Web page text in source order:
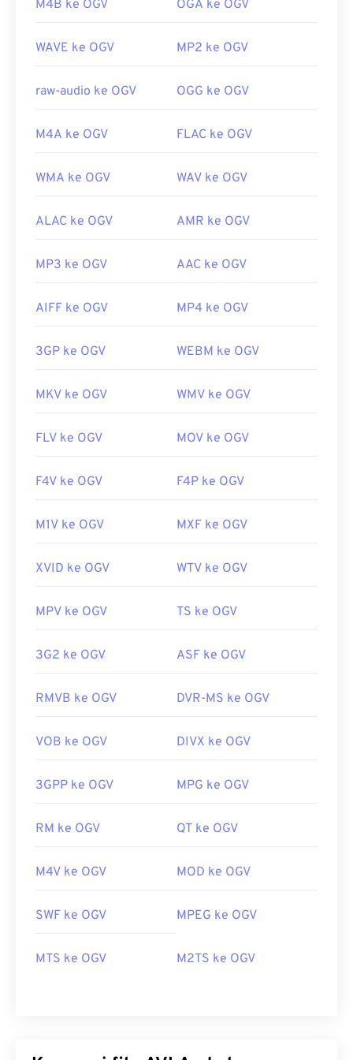
Rilis awal: 2017
https://www.xiph.org/
M4B ke OGV OGA ke OGV
WAVE ke OGV MP2 ke OGV
raw-audio ke OGV OGG ke OGV
M4A ke OGV FLAC ke OGV
WMA ke OGV WAV ke OGV
ALAC ke OGV AMR ke OGV
MP3 ke OGV AAC ke OGV
AIFF ke OGV MP4 ke OGV
3GP ke OGV WEBM ke OGV
MKV ke OGV WMV ke OGV
FLV ke OGV MOV ke OGV
F4V ke OGV F4P ke OGV
M1V ke OGV MXF ke OGV
XVID ke OGV WTV ke OGV
MPV ke OGV TS ke OGV
3G2 ke OGV ASF ke OGV
RMVB ke OGV DVR-MS ke OGV
VOB ke OGV DIVX ke OGV
3GPP ke OGV MPG ke OGV
RM ke OGV QT ke OGV
M4V ke OGV MOD ke OGV
SWF ke OGV MPEG ke OGV
MTS ke OGV M2TS ke OGV